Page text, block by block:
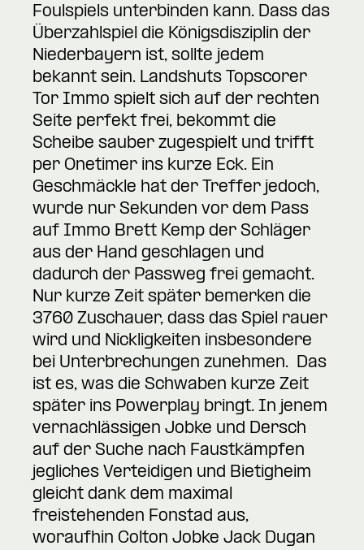
Foulspiels unterbinden kann. Dass das
Überzahlspiel die Königsdisziplin der
Niederbayern ist, sollte jedem
bekannt sein. Landshuts Topscorer
Tor Immo spielt sich auf der rechten
Seite perfekt frei, bekommt die
Scheibe sauber zugespielt und trifft
per Onetimer ins kurze Eck. Ein
Geschmäckle hat der Treffer jedoch,
wurde nur Sekunden vor dem Pass
auf Immo Brett Kemp der Schläger
aus der Hand geschlagen und
dadurch der Passweg frei gemacht.
Nur kurze Zeit später bemerken die
3760 Zuschauer, dass das Spiel rauer
wird und Nickligkeiten insbesondere
bei Unterbrechungen zunehmen. Das
ist es, was die Schwaben kurze Zeit
später ins Powerplay bringt. In jenem
vernachlässigen Jobke und Dersch
auf der Suche nach Faustkämpfen
jegliches Verteidigen und Bietigheim
gleicht dank dem maximal
freistehenden Fonstad aus,
woraufhin Colton Jobke Jack Dugan